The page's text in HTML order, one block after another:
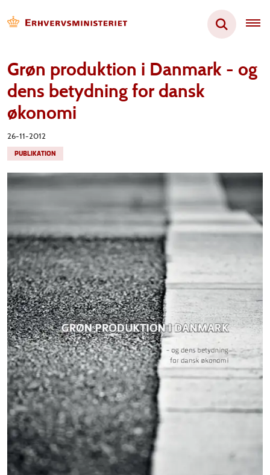
Grøn produktion i Danmark - og
dens betydning for dansk
økonomi
26-11-2012
PUBLIKATION